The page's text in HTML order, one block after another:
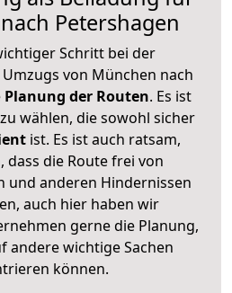
Petershagen
Schritt bei der
von München nach
Planung der Routen. Es ist
wählen, die sowohl sicher
ist. Es ist auch ratsam,
dass die Route frei von
und anderen Hindernissen
auch hier haben wir
gerne die Planung,
andere wichtige Sachen
können.